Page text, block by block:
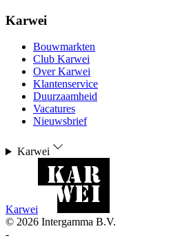
Karwei
Bouwmarkten
Club Karwei
Over Karwei
Klantenservice
Duurzaamheid
Vacatures
Nieuwsbrief
Karwei
Karwei
© 2026 Intergamma B.V.
-